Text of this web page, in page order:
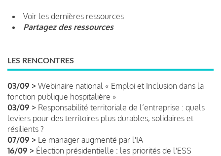
Voir les dernières ressources
Partagez des ressources
LES RENCONTRES
03/09 > Webinaire national « Emploi et Inclusion dans la
fonction publique hospitalière »
03/09 > Responsabilité territoriale de l’entreprise : quels
leviers pour des territoires plus durables, solidaires et
résilients ?
07/09 > Le manager augmenté par l'IA
16/09 > Élection présidentielle : les priorités de l'ESS